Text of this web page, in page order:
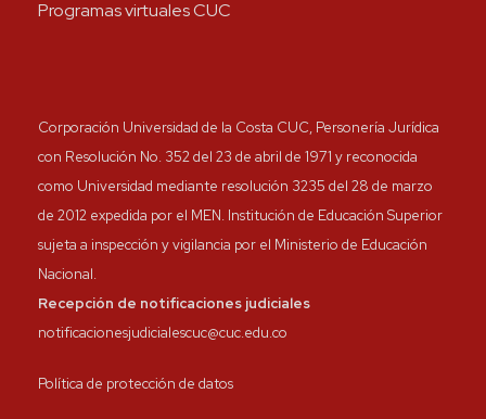
Programas virtuales CUC
Corporación Universidad de la Costa CUC, Personería Jurídica
con Resolución No. 352 del 23 de abril de 1971 y reconocida
como Universidad mediante resolución 3235 del 28 de marzo
de 2012 expedida por el MEN. Institución de Educación Superior
sujeta a inspección y vigilancia por el Ministerio de Educación
Nacional.
Recepción de notificaciones judiciales
notificacionesjudicialescuc@cuc.edu.co
Política de protección de datos